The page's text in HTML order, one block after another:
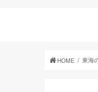
HOME 東海